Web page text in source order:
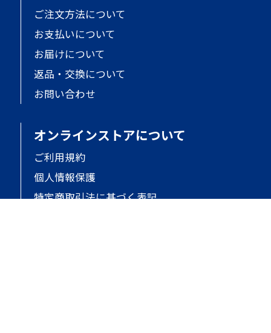
ご注文方法について
お支払いについて
お届けについて
返品・交換について
お問い合わせ
オンラインストアについて
ご利用規約
個人情報保護
特定商取引法に基づく表記